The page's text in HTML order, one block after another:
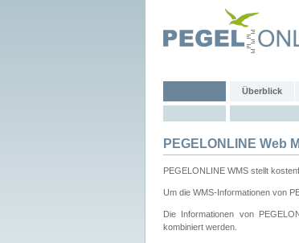
Überblick
PEGELONLINE Web
PEGELONLINE WMS stellt
Um die WMS-Informationen von
Die Informationen von
kombiniert werden.